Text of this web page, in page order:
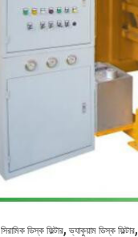
সিরামিক ডিস্ক ফিল্টার, ভ্যাকুয়াম ডিস্ক ফিল্টার,